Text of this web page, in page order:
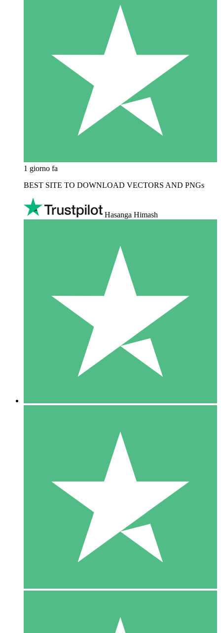
1 giorno fa
BEST SITE TO DOWNLOAD VECTORS AND PNGs
Hasanga Himash